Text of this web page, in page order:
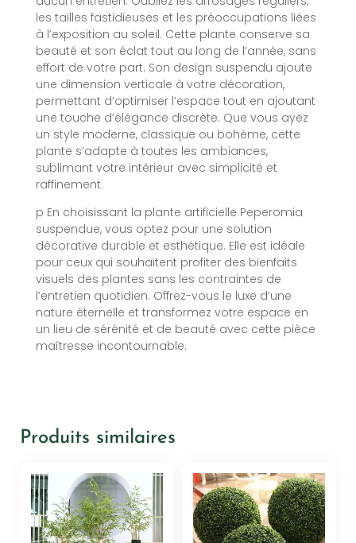
les tailles fastidieuses et les préoccupations liées
à l’exposition au soleil. Cette plante conserve sa
beauté et son éclat tout au long de l’année, sans
effort de votre part. Son design suspendu ajoute
une dimension verticale à votre décoration,
permettant d’optimiser l’espace tout en ajoutant
une touche d’élégance discrète. Que vous ayez
un style moderne, classique ou bohème, cette
plante s’adapte à toutes les ambiances,
sublimant votre intérieur avec simplicité et
raffinement.
p En choisissant la plante artificielle Peperomia
suspendue, vous optez pour une solution
décorative durable et esthétique. Elle est idéale
pour ceux qui souhaitent profiter des bienfaits
visuels des plantes sans les contraintes de
l’entretien quotidien. Offrez-vous le luxe d’une
nature éternelle et transformez votre espace en
un lieu de sérénité et de beauté avec cette pièce
maîtresse incontournable.
Produits similaires